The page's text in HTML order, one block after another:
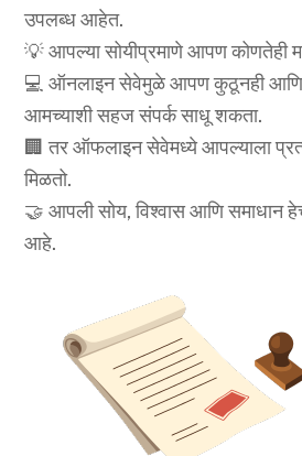
उपलब्ध आहेत.
💡 आपल्या सोयीप्रमाणे आपण कोणतेही
💻 ऑनलाइन सेवेमुळे आपण कुठूनही आणि
आमच्याशी सहज संपर्क साधू शकता.
🏢 तर ऑफलाइन सेवेमध्ये आपल्याला
मिळतो.
🤝 आपली सोय, विश्वास आणि समाधान
आहे.